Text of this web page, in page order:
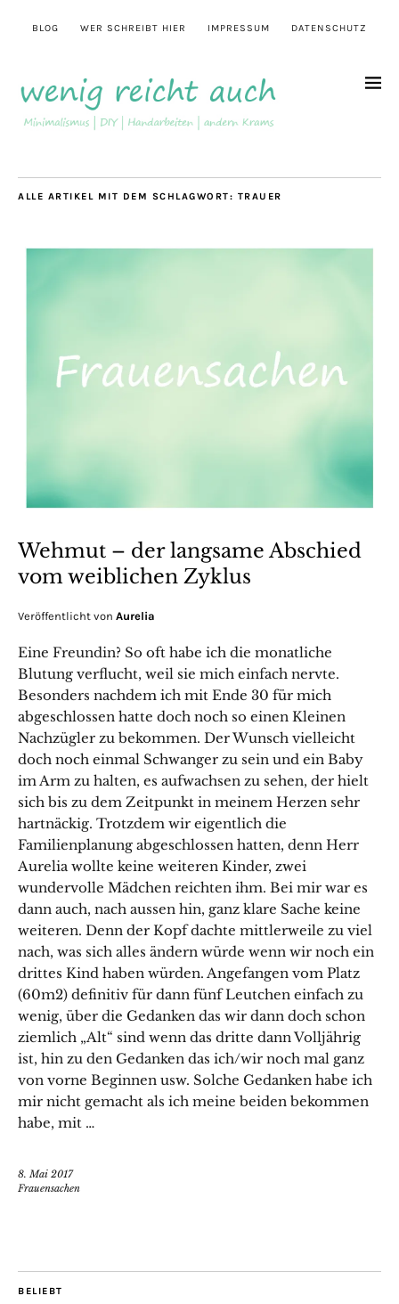
BLOG WER SCHREIBT HIER IMPRESSUM DATENSCHUTZ
ALLE ARTIKEL MIT DEM SCHLAGWORT: TRAUER
Wehmut – der langsame Abschied
vom weiblichen Zyklus
Veröffentlicht von Aurelia
Eine Freundin? So oft habe ich die monatliche
Blutung verflucht, weil sie mich einfach nervte.
Besonders nachdem ich mit Ende 30 für mich
abgeschlossen hatte doch noch so einen Kleinen
Nachzügler zu bekommen. Der Wunsch vielleicht
doch noch einmal Schwanger zu sein und ein Baby
im Arm zu halten, es aufwachsen zu sehen, der hielt
sich bis zu dem Zeitpunkt in meinem Herzen sehr
hartnäckig. Trotzdem wir eigentlich die
Familienplanung abgeschlossen hatten, denn Herr
Aurelia wollte keine weiteren Kinder, zwei
wundervolle Mädchen reichten ihm. Bei mir war es
dann auch, nach aussen hin, ganz klare Sache keine
weiteren. Denn der Kopf dachte mittlerweile zu viel
nach, was sich alles ändern würde wenn wir noch ein
drittes Kind haben würden. Angefangen vom Platz
(60m2) definitiv für dann fünf Leutchen einfach zu
wenig, über die Gedanken das wir dann doch schon
ziemlich „Alt“ sind wenn das dritte dann Volljährig
ist, hin zu den Gedanken das ich/wir noch mal ganz
von vorne Beginnen usw. Solche Gedanken habe ich
mir nicht gemacht als ich meine beiden bekommen
habe, mit …
8. Mai 2017
Frauensachen
BELIEBT